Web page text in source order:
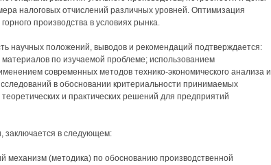
налоговых отчислений различных уровней. Оптимизация
производства в условиях рынка.
научных положений, выводов и рекомендаций подтверждается:
материалов по изучаемой проблеме; использованием
современных методов технико-экономического анализа и
в обосновании критериальности принимаемых
и практических решений для предприятий
заключается в следующем:
механизм (методика) по обоснованию производственной